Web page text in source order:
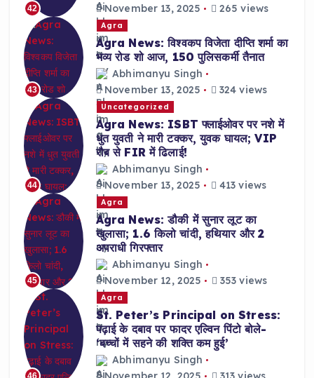
42
November 13, 2025
265 views
43
Agra
Agra News: विश्वकप विजेता दीप्ति शर्मा का
भव्य रोड शो आज, 150 पुलिसकर्मी तैनात
Abhimanyu Singh
November 13, 2025
324 views
44
Uncategorized
Agra News: ISBT फ्लाईओवर पर नशे में
धुत युवती ने मारी टक्कर, युवक घायल; VIP
रौब से FIR में ढिलाई!
Abhimanyu Singh
November 13, 2025
413 views
45
Agra
Agra News: डौकी में सुनार लूट का
खुलासा; 1.6 किलो चांदी, हथियार और 2
अपराधी गिरफ्तार
Abhimanyu Singh
November 12, 2025
353 views
Agra
St. Peter’s Principal on Stress:
पढ़ाई के दबाव पर फादर एल्विन पिंटो बोले-
‘बच्चों में सहने की शक्ति कम हुई’
Abhimanyu Singh